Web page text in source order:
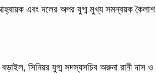
এবং দলের অপর যুগ্ম মুখ্য সমন্বয়ক কৈলাশ
সিনিয়র যুগ্ম সদস্যসচিব অরুনা রানী দাস ও